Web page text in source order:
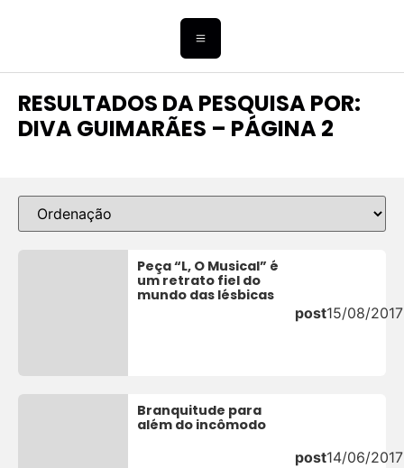
RESULTADOS DA PESQUISA POR:
DIVA GUIMARÃES – PÁGINA 2
Peça “L, O Musical” é
um retrato fiel do
mundo das lésbicas
post15/08/2017
Branquitude para
além do incômodo
post14/06/2017